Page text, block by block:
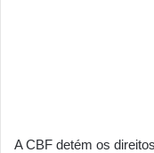
A CBF detém os